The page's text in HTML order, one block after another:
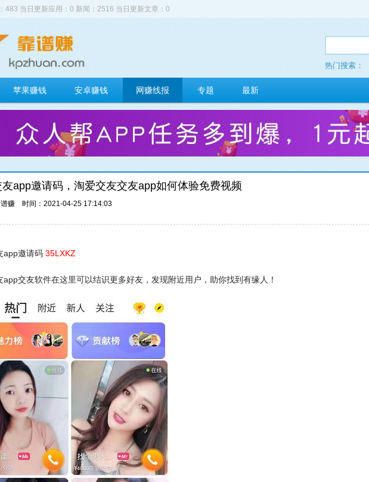
483 当日更新应用：0 新闻：2516 当日更新文章：0
热门搜索：
苹果赚钱 安卓赚钱 网赚线报 专题 最新
app邀请码，淘爱交友交友app如何体验免费视频
赚 时间：2021-04-25 17:14:03
app邀请码 35LXKZ
app交友软件在这里可以结识更多好友，发现附近用户，助你找到有缘人！